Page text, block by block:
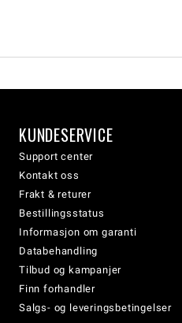
KUNDESERVICE
Support center
Kontakt oss
Frakt & returer
Bestillingsstatus
Informasjon om garanti
Databehandling
Tilbud og kampanjer
Finn forhandler
Salgs- og leveringsbetingelser